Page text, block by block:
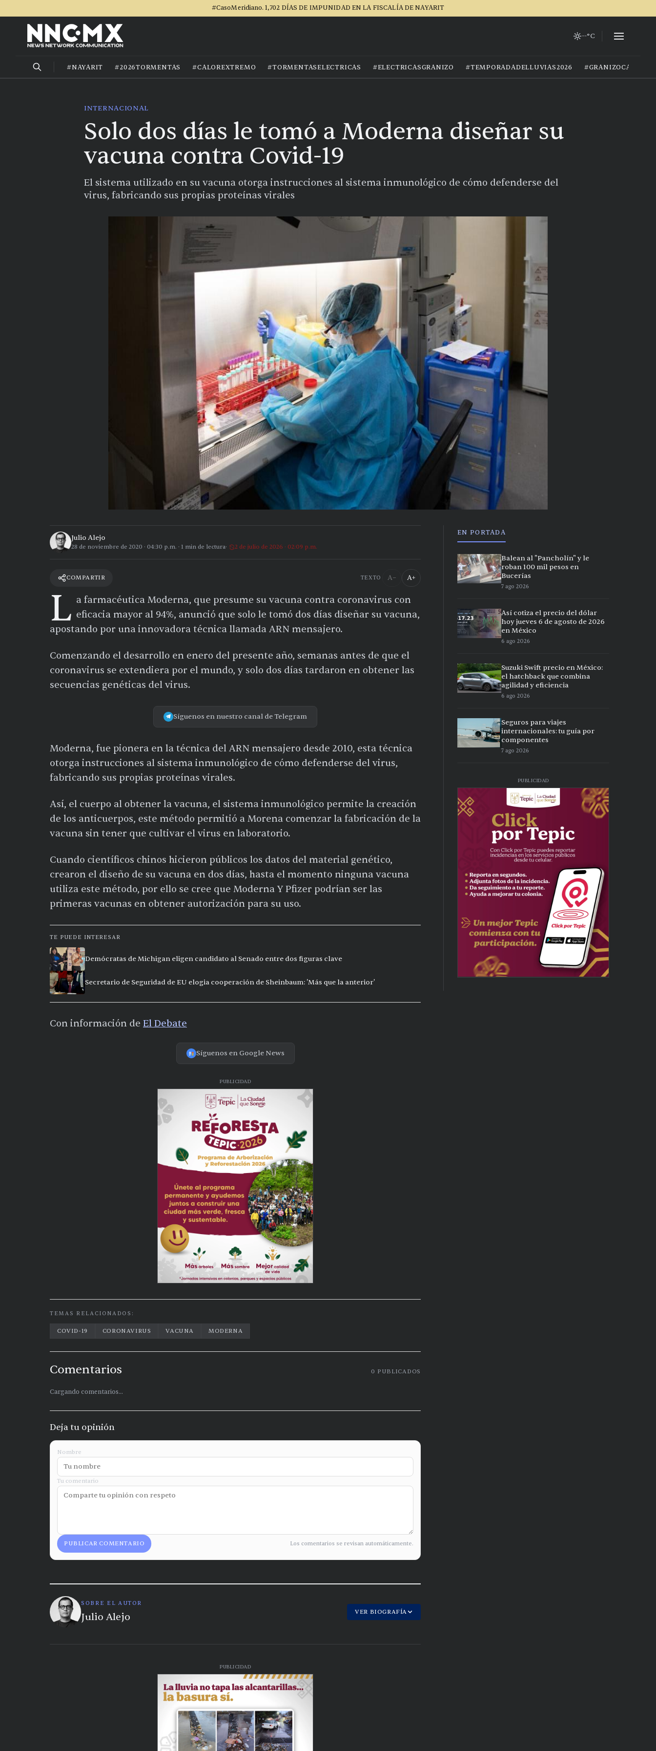
#CasoMeridiano. 1,702 DÍAS DE IMPUNIDAD EN LA FISCALÍA DE NAYARIT
--°C
#NAYARIT #2026TORMENTAS #CALOREXTREMO #TORMENTASELECTRICAS #ELECTRICASGRANIZO #TEMPORADADELLUVIAS2026 #GRANIZOCALOR
INTERNACIONAL
Solo dos días le tomó a Moderna diseñar su
vacuna contra Covid-19
El sistema utilizado en su vacuna otorga instrucciones al sistema inmunológico de cómo defenderse del
virus, fabricando sus propias proteínas virales
Julio Alejo
28 de noviembre de 2020 · 04:30 p.m. · 1 min de lectura 2 de julio de 2026 · 02:09 p.m.
COMPARTIR TEXTO A− A+
L a farmacéutica Moderna, que presume su vacuna contra coronavirus con
eficacia mayor al 94%, anunció que solo le tomó dos días diseñar su vacuna,
apostando por una innovadora técnica llamada ARN mensajero.
Comenzando el desarrollo en enero del presente año, semanas antes de que el
coronavirus se extendiera por el mundo, y solo dos días tardaron en obtener las
secuencias genéticas del virus.
Síguenos en nuestro canal de Telegram
Moderna, fue pionera en la técnica del ARN mensajero desde 2010, esta técnica
otorga instrucciones al sistema inmunológico de cómo defenderse del virus,
fabricando sus propias proteínas virales.
Así, el cuerpo al obtener la vacuna, el sistema inmunológico permite la creación
de los anticuerpos, este método permitió a Morena comenzar la fabricación de la
vacuna sin tener que cultivar el virus en laboratorio.
Cuando científicos chinos hicieron públicos los datos del material genético,
crearon el diseño de su vacuna en dos días, hasta el momento ninguna vacuna
utiliza este método, por ello se cree que Moderna Y Pfizer podrían ser las
primeras vacunas en obtener autorización para su uso.
TE PUEDE INTERESAR
Demócratas de Michigan eligen candidato al Senado entre dos figuras clave
Secretario de Seguridad de EU elogia cooperación de Sheinbaum: 'Más que la anterior'
Con información de El Debate
Síguenos en Google News
PUBLICIDAD
TEMAS RELACIONADOS:
COVID-19 CORONAVIRUS VACUNA MODERNA
Comentarios 0 PUBLICADOS
Cargando comentarios...
Deja tu opinión
Nombre
Tu comentario
PUBLICAR COMENTARIO Los comentarios se revisan automáticamente.
SOBRE EL AUTOR
Julio Alejo VER BIOGRAFÍA
PUBLICIDAD
EN PORTADA
Balean al "Pancholín" y le
roban 100 mil pesos en
Bucerías
7 ago 2026
Así cotiza el precio del dólar
hoy jueves 6 de agosto de 2026
en México
6 ago 2026
Suzuki Swift precio en México:
el hatchback que combina
agilidad y eficiencia
6 ago 2026
Seguros para viajes
internacionales: tu guía por
componentes
7 ago 2026
PUBLICIDAD